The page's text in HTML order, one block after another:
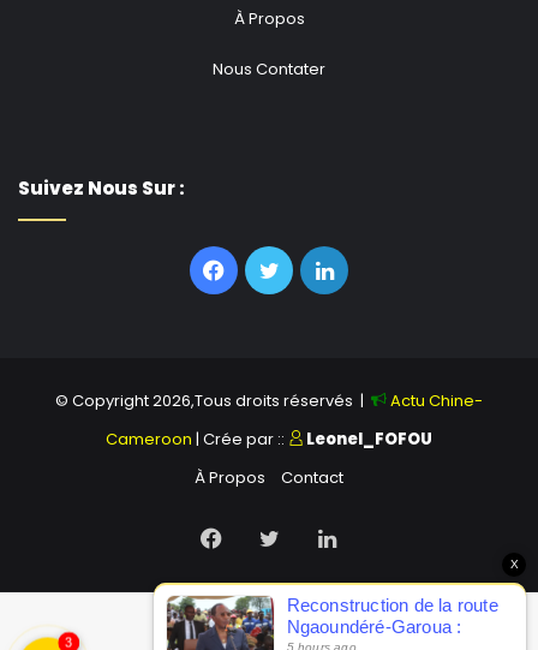
À Propos
Nous Contater
Suivez Nous Sur :
Facebook
TwitterLinkedin
© Copyright 2026,Tous droits réservés |
Actu Chine-
Cameroon | Crée par ::
Leonel_FOFOU
À Propos
Contact
Facebook
TwitterLinkedin
3